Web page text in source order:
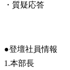
・質疑応答
●登壇社員情報
1.本部長